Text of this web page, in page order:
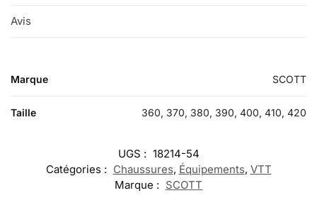
Avis
Marque SCOTT
Taille 360, 370, 380, 390, 400, 410, 420
UGS : 18214-54
Catégories : Chaussures, Équipements, VTT
Marque : SCOTT